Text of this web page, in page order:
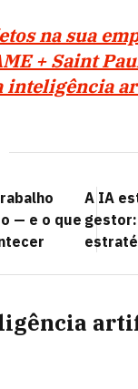
na sua
+ Saint
inteligência
— e o que
A IA
gestor: